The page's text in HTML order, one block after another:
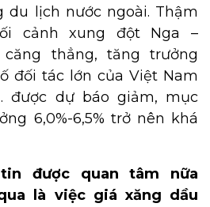
du lịch nước ngoài. Thậm
cảnh xung đột Nga –
căng thẳng, tăng trưởng
đối tác lớn của Việt Nam
được dự báo giảm, mục
6,0%-6,5% trở nên khá
được quan tâm nữa
là việc giá xăng dầu